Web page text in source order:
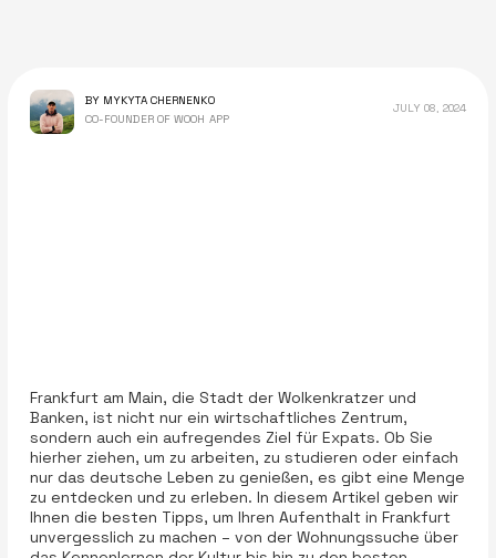
BY MYKYTA CHERNENKO
CO-FOUNDER OF WOOH APP
JULY 08, 2024
Frankfurt am Main, die Stadt der Wolkenkratzer und
Banken, ist nicht nur ein wirtschaftliches Zentrum,
sondern auch ein aufregendes Ziel für Expats. Ob Sie
hierher ziehen, um zu arbeiten, zu studieren oder einfach
nur das deutsche Leben zu genießen, es gibt eine Menge
zu entdecken und zu erleben. In diesem Artikel geben wir
Ihnen die besten Tipps, um Ihren Aufenthalt in Frankfurt
unvergesslich zu machen – von der Wohnungssuche über